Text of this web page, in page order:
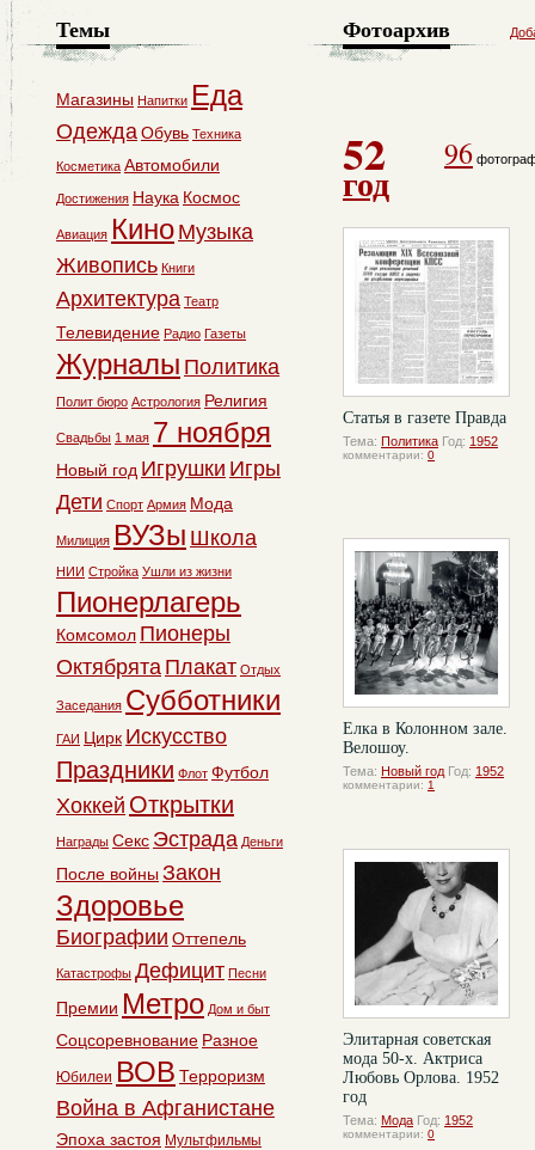
Фотоархив
52
год
96
Статья в газете Правда
Тема: Политика Год: 1952
комментарии: 0
Елка в Колонном зале.
Велошоу.
Тема: Новый год Год: 1952
комментарии: 1
Элитарная советская
мода 50-х. Актриса
Любовь Орлова. 1952
год
Тема: Мода Год: 1952
комментарии: 0
Темы
Магазины Напитки Еда
ОдеждаОбувь Техника
Косметика Автомобили
Достижения Наука Космос
Авиация Кино Музыка
Живопись Книги
Архитектура Театр
Телевидение Радио Газеты
Журналы Политика
Полит бюро Астрология Религия
Свадьбы 1 мая 7 ноября
Новый год Игрушки Игры
Дети Спорт Армия Мода
Милиция ВУЗы Школа
НИИ Стройка Ушли из жизни
Пионерлагерь
Комсомол Пионеры
Октябрята Плакат Отдых
Заседания Субботники
ГАИ Цирк Искусство
Праздники Флот Футбол
Хоккей Открытки
Награды Секс Эстрада Деньги
После войны Закон
Здоровье
Биографии Оттепель
Катастрофы Дефицит Песни
Премии Метро Дом и быт
Соцсоревнование Разное
Юбилеи ВОВ Терроризм
Война в Афганистане
Эпоха застоя Мультфильмы